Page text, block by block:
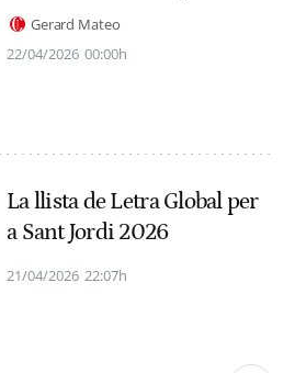
Gerard Mateo
22/04/2026 00:00h
La llista de Letra Global per
a Sant Jordi 2026
21/04/2026 22:07h